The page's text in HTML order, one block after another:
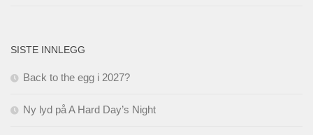
SISTE INNLEGG
Back to the egg i 2027?
Ny lyd på A Hard Day’s Night